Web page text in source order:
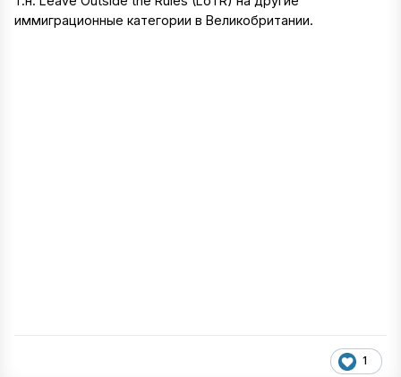
иммиграционные категории в Великобритании.
1